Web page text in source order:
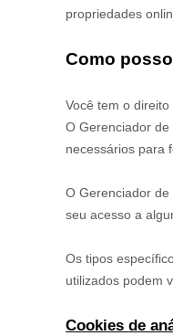
propriedades
Como
Você tem o
O Gerenciador
necessários para
O Gerenciador
seu acesso a
Os tipos
utilizados podem
Cookies de